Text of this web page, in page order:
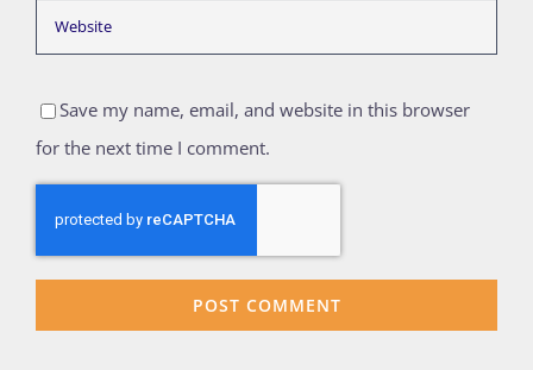
Save my name, email, and website in this browser
for the next time I comment.